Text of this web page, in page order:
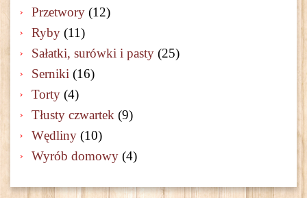
Przetwory (12)
Ryby (11)
Sałatki, surówki i pasty (25)
Serniki (16)
Torty (4)
Tłusty czwartek (9)
Wędliny (10)
Wyrób domowy (4)